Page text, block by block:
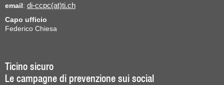
email: di-ccpc(at)ti.ch
Capo ufficio
Federico Chiesa
Ticino sicuro
Le campagne di prevenzione sui social